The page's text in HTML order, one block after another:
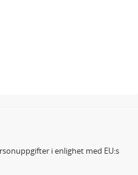
i enlighet med EU:s